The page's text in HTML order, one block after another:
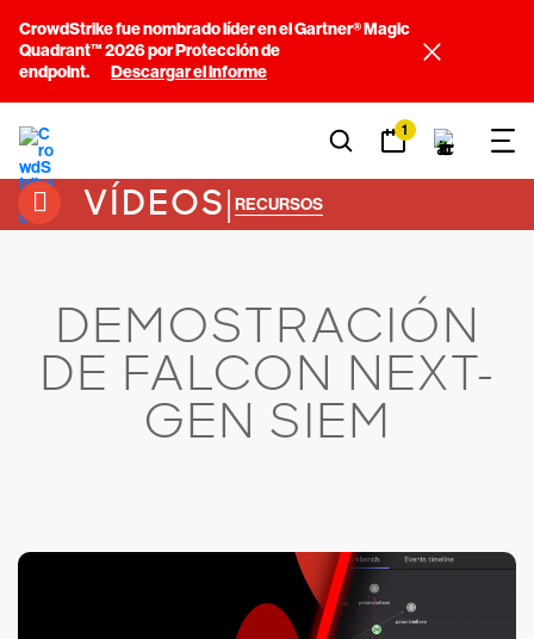
CrowdStrike fue nombrado líder en el Gartner® Magic
Quadrant™ 2026 por Protección de
endpoint.
Descargar el informe
1
VÍDEOS| RECURSOS
DEMOSTRACIÓN
DE FALCON NEXT-
GEN SIEM